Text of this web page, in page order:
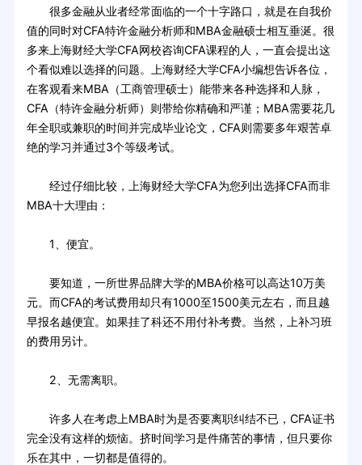
很多金融从业者经常面临的一个十字路口，就是在自我价
值的同时对CFA特许金融分析师和MBA金融硕士相互垂涎。很
多来上海财经大学CFA网校咨询CFA课程的人，一直会提出这
个看似难以选择的问题。上海财经大学CFA小编想告诉各位，
在客观看来MBA（工商管理硕士）能带来各种选择和人脉，
CFA（特许金融分析师）则带给你精确和严谨；MBA需要花几
年全职或兼职的时间并完成毕业论文，CFA则需要多年艰苦卓
绝的学习并通过3个等级考试。
经过仔细比较，上海财经大学CFA为您列出选择CFA而非
MBA十大理由：
1、便宜。
要知道，一所世界品牌大学的MBA价格可以高达10万美
元。而CFA的考试费用却只有1000至1500美元左右，而且越
早报名越便宜。如果挂了科还不用付补考费。当然，上补习班
的费用另计。
2、无需离职。
许多人在考虑上MBA时为是否要离职纠结不已，CFA证书
完全没有这样的烦恼。挤时间学习是件痛苦的事情，但只要你
乐在其中，一切都是值得的。